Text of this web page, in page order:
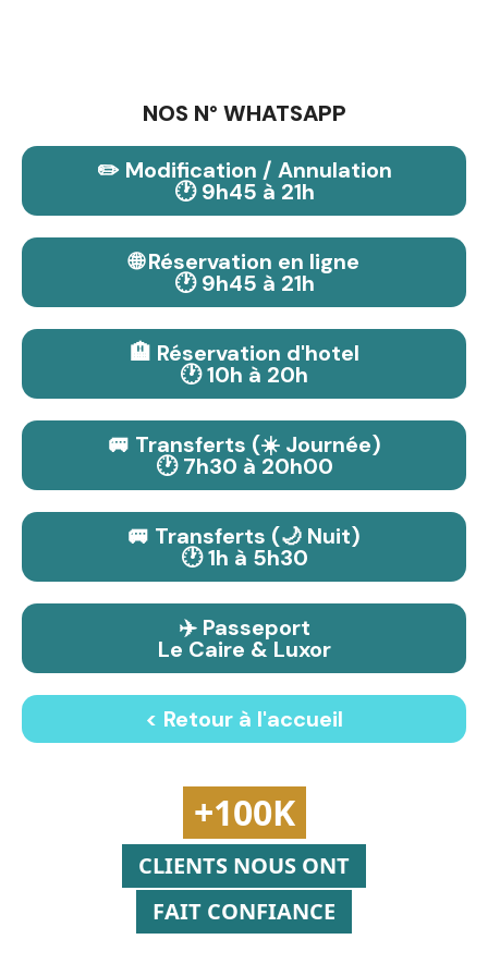
NOS N° WHATSAPP
✏️ Modification / Annulation
🕐 9h45 à 21h
🌐 Réservation en ligne
🕐 9h45 à 21h
🏨 Réservation d'hotel
🕐 10h à 20h
🚐 Transferts (☀️ Journée)
🕐 7h30 à 20h00
🚐 Transferts (🌙 Nuit)
🕐 1h à 5h30
✈️ Passeport
Le Caire & Luxor
< Retour à l'accueil
+100K
CLIENTS NOUS ONT
FAIT CONFIANCE